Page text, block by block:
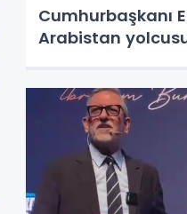
Cumhurbaşkanı
Arabistan